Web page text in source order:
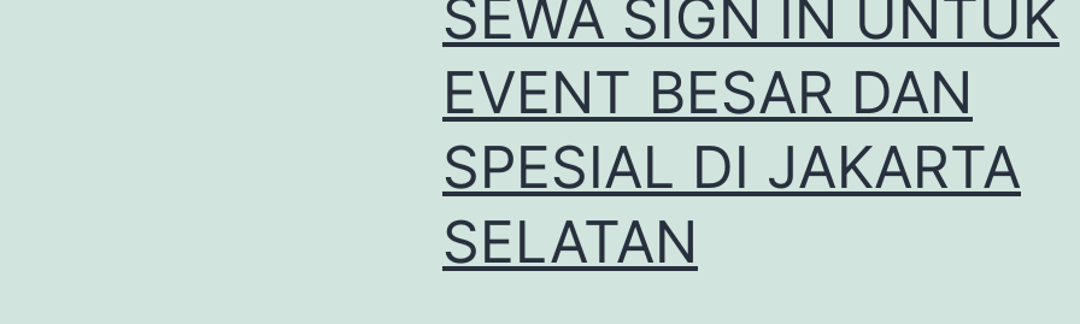
SEWA SIGN IN UNTUK
EVENT BESAR DAN
SPESIAL DI JAKARTA
SELATAN